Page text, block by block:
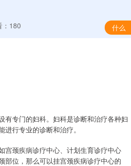
什么
：180
有专门的妇科。妇科是诊断和治疗各种妇
行专业的诊断和治疗。
宫颈疾病诊疗中心、计划生育诊疗中心
部位，那么可以挂宫颈疾病诊疗中心的